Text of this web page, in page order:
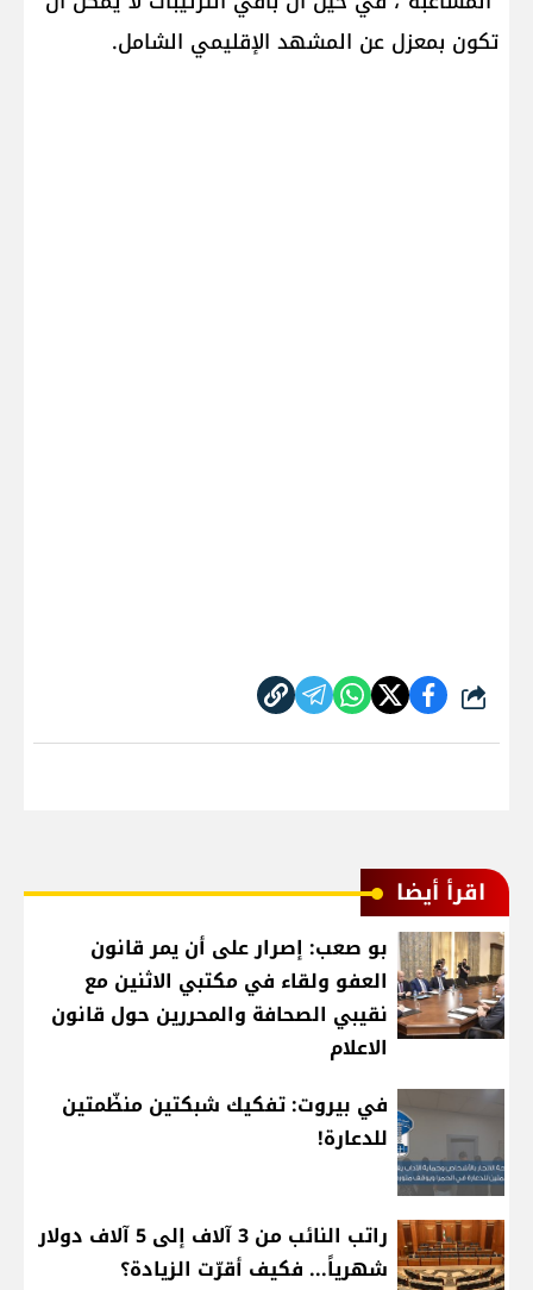
تكون بمعزل عن المشهد الإقليمي الشامل.
شارك
اقرأ أيضا
بو صعب: إصرار على أن يمر قانون
العفو ولقاء في مكتبي الاثنين مع
نقيبي الصحافة والمحررين حول قانون
الاعلام
في بيروت: تفكيك شبكتين منظّمتين
للدعارة!
راتب النائب من 3 آلاف إلى 5 آلاف دولار
شهرياً... فكيف أقرّت الزيادة؟